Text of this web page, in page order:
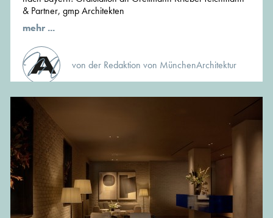
& Partner, gmp Architekten
mehr ...
von der Redaktion von MünchenArchitektur